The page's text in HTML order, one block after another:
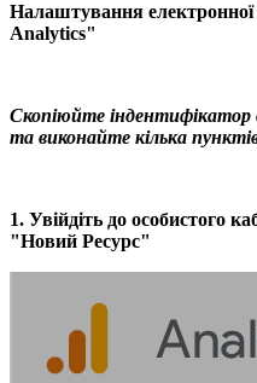
Налаштування електронної
Analytics"
Скопіюйте індентифікатор
та виконайте кілька
1. Увійдіть до особистого
"Новий Ресурс"